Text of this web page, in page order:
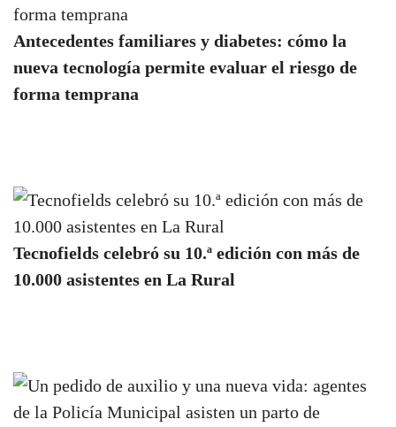
Antecedentes familiares y diabetes: cómo la
nueva tecnología permite evaluar el riesgo de
forma temprana
Tecnofields celebró su 10.ª edición con más de
10.000 asistentes en La Rural